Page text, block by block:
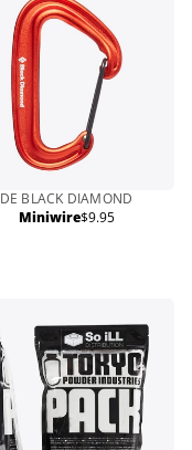
DE BLACK DIAMOND
MiniwirePrix
$9.95